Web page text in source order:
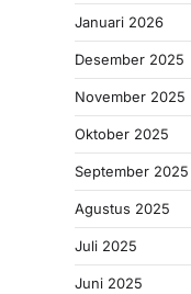
Januari 2026
Desember 2025
November 2025
Oktober 2025
September 2025
Agustus 2025
Juli 2025
Juni 2025